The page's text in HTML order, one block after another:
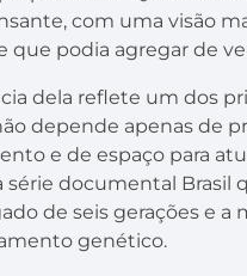
com uma visão
que podia agregar de
dela reflete um dos
depende apenas de
e de espaço para
série documental Brasil
de seis gerações e
genético.